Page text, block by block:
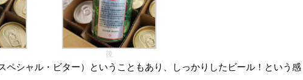
後
ペシャル・ビター）ということもあり、しっかりしたビール！という感